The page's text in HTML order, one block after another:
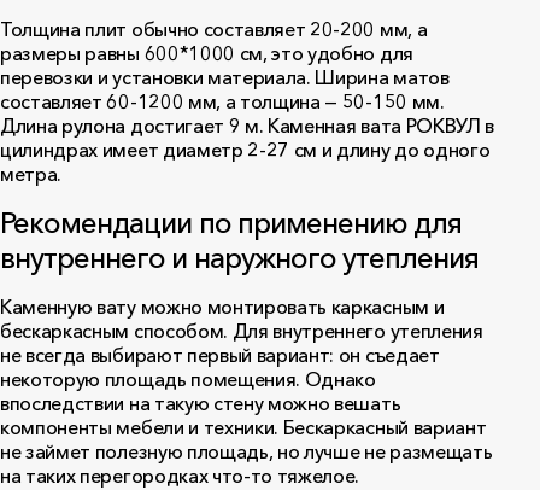
Толщина плит обычно составляет 20-200 мм, а
размеры равны 600*1000 см, это удобно для
перевозки и установки материала. Ширина матов
составляет 60-1200 мм, а толщина — 50-150 мм.
Длина рулона достигает 9 м. Каменная вата РОКВУЛ в
цилиндрах имеет диаметр 2-27 см и длину до одного
метра.
Рекомендации по применению для
внутреннего и наружного утепления
Каменную вату можно монтировать каркасным и
бескаркасным способом. Для внутреннего утепления
не всегда выбирают первый вариант: он съедает
некоторую площадь помещения. Однако
впоследствии на такую стену можно вешать
компоненты мебели и техники. Бескаркасный вариант
не займет полезную площадь, но лучше не размещать
на таких перегородках что-то тяжелое.